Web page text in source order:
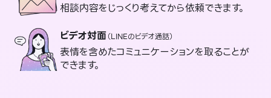
相談内容をじっくり考えてから依頼できます。
ビデオ対面（LINEのビデオ通話）
表情を含めたコミュニケーションを取ることが
できます。